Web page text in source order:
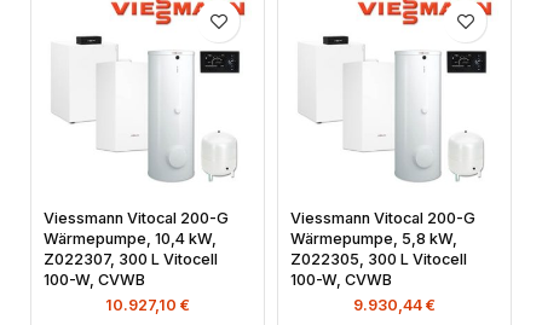
Viessmann Vitocal 200-G
Wärmepumpe, 10,4 kW,
Z022307, 300 L Vitocell
100-W, CVWB
10.927,10 €
Viessmann Vitocal 200-G
Wärmepumpe, 5,8 kW,
Z022305, 300 L Vitocell
100-W, CVWB
9.930,44 €